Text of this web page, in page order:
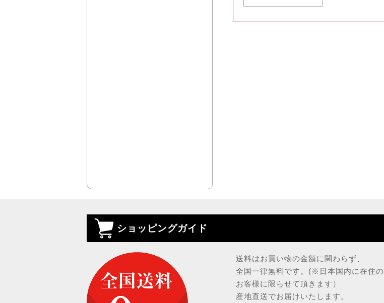
ショッピングガイド
送料はお買い物の金額に関わらず、
全国一律無料です。(※日本国内に在住の
お客様に限らせて頂きます）
産地直送でお届けいたします。